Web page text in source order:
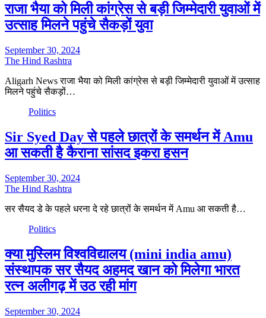
राजा भैया को मिली कांग्रेस से बड़ी जिम्मेदारी युवाओं में
उत्साह मिलने पहुंचे सैकड़ों युवा
September 30, 2024
The Hind Rashtra
Aligarh News राजा भैया को मिली कांग्रेस से बड़ी जिम्मेदारी युवाओं में उत्साह
मिलने पहुंचे सैकड़ों…
Politics
Sir Syed Day से पहले छात्रों के समर्थन में Amu
आ सकती है कैराना सांसद इकरा हसन
September 30, 2024
The Hind Rashtra
सर सैयद डे के पहले धरना दे रहे छात्रों के समर्थन में Amu आ सकती है…
Politics
क्या मुस्लिम विश्वविद्यालय (mini india amu)
संस्थापक सर सैयद अहमद खान को मिलेगा भारत
रत्न अलीगढ़ में उठ रही मांग
September 30, 2024